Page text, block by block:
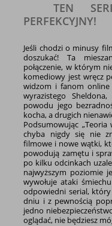
TEN
PERFEKCYJNY!
Jeśli chodzi o minusy
doszukać! Ta
połączenie, w którym
komediowy jest wręcz
widzom i fanom online
wyrazistego
powodu jego
kocha, a drugich
Podsumowując
chyba nigdy się nie
filmowe i nowe wątki,
powodują zamętu i
po kilku odcinkach
najwyższym poziomie
wywołuje ataki
odpowiedni serial,
dniu i z pewnością
jedno
oglądać, nie będziesz